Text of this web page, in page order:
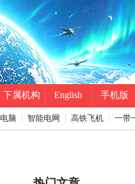
下属机构 English 手机版
脑 智能电网 高铁飞机 一带